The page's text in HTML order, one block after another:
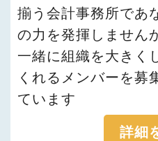
揃う会計事務所であ
の力を発揮しません
一緒に組織を大きく
くれるメンバーを募
ています
詳細